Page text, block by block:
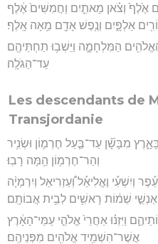
אֶ֙לֶף֙ וְצֹ֗אן מָאתַ֤יִם וַחֲמִשִּׁים֙ אֶ֔לֶף
אַלְפָּ֑יִם וְנֶ֥פֶשׁ אָדָ֖ם מֵ֥אָה אָֽלֶף׃
הַמִּלְחָמָ֑ה וַיֵּשְׁב֥וּ תַחְתֵּיהֶ֖ם
עַד־הַגֹּלָֽה׃
Les descendants de
Transjordanie
מִבָּשָׁ֞ן עַד־בַּ֧עַל חֶרְמ֛וֹן וּשְׂנִ֥יר
וְהַר־חֶרְמ֖וֹן הֵ֥מָּה רָבֽוּ׃
וְיִשְׁעִ֡י וֶאֱלִיאֵ֡ל וְ֠עַזְרִיאֵל וְיִרְמְיָ֨ה
אַנְשֵׁ֣י שֵׁמ֔וֹת רָאשִׁ֖ים לְבֵ֥ית אֲבוֹתָֽם׃
וַיִּזְנ֗וּ אַחֲרֵי֙ אֱלֹהֵ֣י עַמֵּי־הָאָ֔רֶץ
אֲשֶׁר־הִשְׁמִ֥יד אֱלֹהִ֖ים מִפְּנֵיהֶֽם׃